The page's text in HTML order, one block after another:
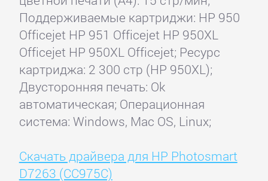
Поддерживаемые картриджи: HP 950
Officejet HP 951 Officejet HP 950XL
Officejet HP 950XL Officejet; Ресурс
картриджа: 2 300 стр (HP 950XL);
Двусторонняя печать: Ok
автоматическая; Операционная
система: Windows, Mac OS, Linux;
Скачать драйвера для HP Photosmart
D7263 (CC975C)